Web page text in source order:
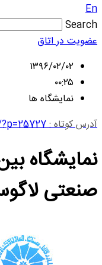
En
Search
عضویت در اتاق
۱۳۹۶/۰۲/۰۲
۰۰:۲۵
نمایشگاه ها
آدرس کوتاه :
نمایشگاه
صنعتی